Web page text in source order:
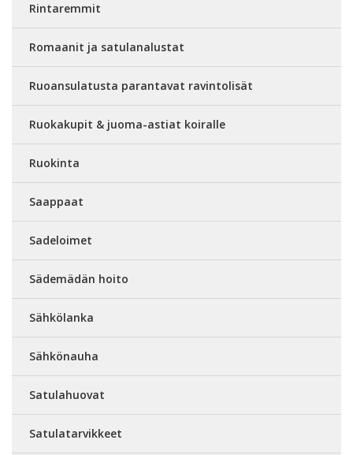
Rintaremmit
Romaanit ja satulanalustat
Ruoansulatusta parantavat ravintolisät
Ruokakupit & juoma-astiat koiralle
Ruokinta
Saappaat
Sadeloimet
Sädemädän hoito
Sähkölanka
Sähkönauha
Satulahuovat
Satulatarvikkeet